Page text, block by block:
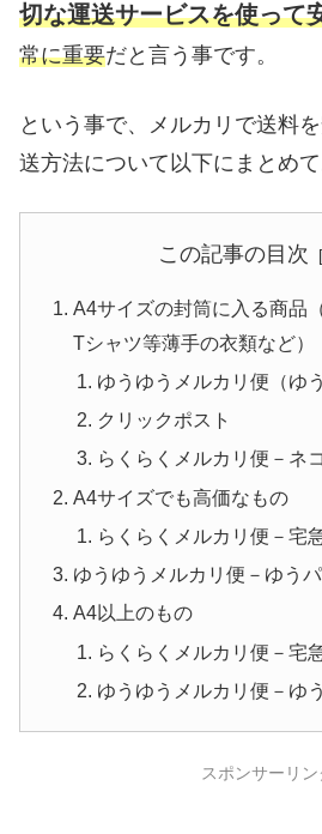
切な運送サービスを使って
常に重要だと言う事です。
という事で、メルカリで送料
送方法について以下にまとめて
この記事の目次
A4サイズの封筒に入る商品
Tシャツ等薄手の衣類など）
ゆうゆうメルカリ便（ゆ
クリックポスト
らくらくメルカリ便－ネ
A4サイズでも高価なもの
らくらくメルカリ便－宅
ゆうゆうメルカリ便－ゆう
A4以上のもの
らくらくメルカリ便－宅
ゆうゆうメルカリ便－ゆ
スポンサーリン